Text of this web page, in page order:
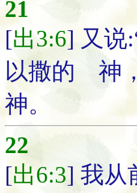
21
[出3:6] 又
以撒的 神
神。
22
[出6:3] 我从